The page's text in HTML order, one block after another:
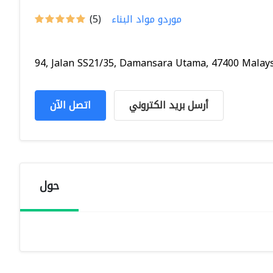
(5) موردو مواد البناء
94, Jalan SS21/35, Damansara Utama, 47400
اتصل الآن أرسل بريد الكتروني
حول